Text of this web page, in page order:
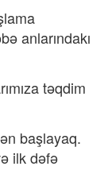
anlarındakı
təqdim
başlayaq.
ilk dəfə